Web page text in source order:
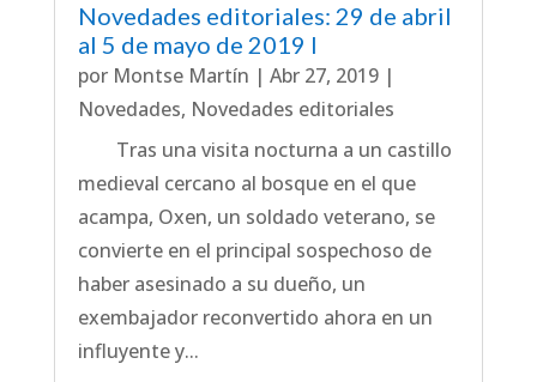
Novedades editoriales: 29 de abril
al 5 de mayo de 2019 I
por Montse Martín | Abr 27, 2019|
Novedades, Novedades editoriales
Tras una visita nocturna a un castillo
medieval cercano al bosque en el que
acampa, Oxen, un soldado veterano, se
convierte en el principal sospechoso de
haber asesinado a su dueño, un
exembajador reconvertido ahora en un
influyente y...